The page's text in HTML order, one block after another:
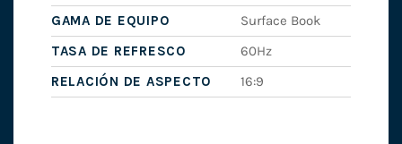
GAMA DE EQUIPO
Surface Book
TASA DE REFRESCO
60Hz
RELACIÓN DE ASPECTO
16:9